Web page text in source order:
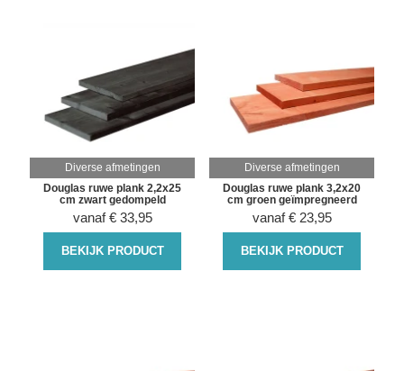
Diverse afmetingen
Douglas ruwe plank 2,2x25
cm zwart gedompeld
vanaf € 33,95
BEKIJK PRODUCT
Diverse afmetingen
Douglas ruwe plank 3,2x20
cm groen geïmpregneerd
vanaf € 23,95
BEKIJK PRODUCT